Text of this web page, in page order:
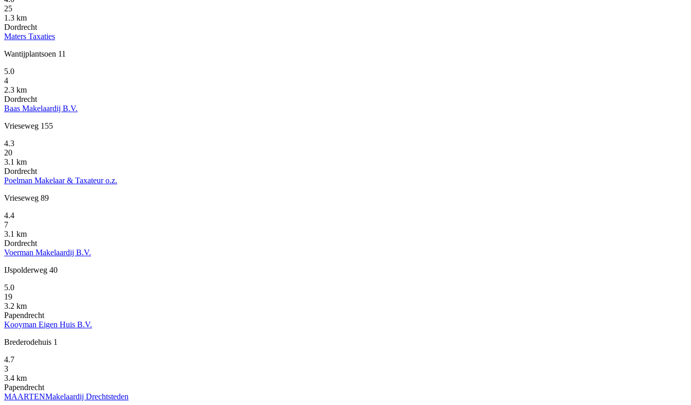
25
1.3 km
Dordrecht
Maters Taxaties
Wantijplantsoen 11
5.0
4
2.3 km
Dordrecht
Baas Makelaardij B.V.
Vrieseweg 155
4.3
20
3.1 km
Dordrecht
Poelman Makelaar & Taxateur o.z.
Vrieseweg 89
4.4
7
3.1 km
Dordrecht
Voerman Makelaardij B.V.
IJspolderweg 40
5.0
19
3.2 km
Papendrecht
Kooyman Eigen Huis B.V.
Brederodehuis 1
4.7
3
3.4 km
Papendrecht
MAARTENMakelaardij Drechtsteden